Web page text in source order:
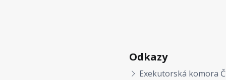
Odkazy
Exekutorská komora